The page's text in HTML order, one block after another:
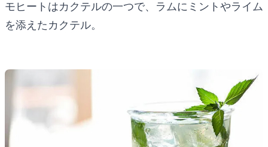
モヒートはカクテルの一つで、ラムにミントやライム
を添えたカクテル。